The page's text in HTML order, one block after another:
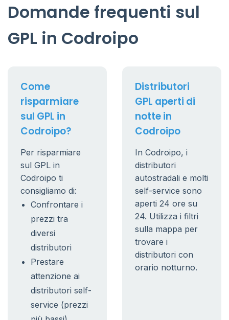
Domande frequenti sul
GPL in Codroipo
Come
risparmiare
sul GPL in
Codroipo?
Per risparmiare
sul GPL in
Codroipo ti
consigliamo di:
Confrontare i
prezzi tra
diversi
distributori
Prestare
attenzione ai
distributori self-
service (prezzi
Distributori
GPL aperti di
notte in
Codroipo
In Codroipo, i
distributori
autostradali e molti
self-service sono
aperti 24 ore su
24. Utilizza i filtri
sulla mappa per
trovare i
distributori con
orario notturno.